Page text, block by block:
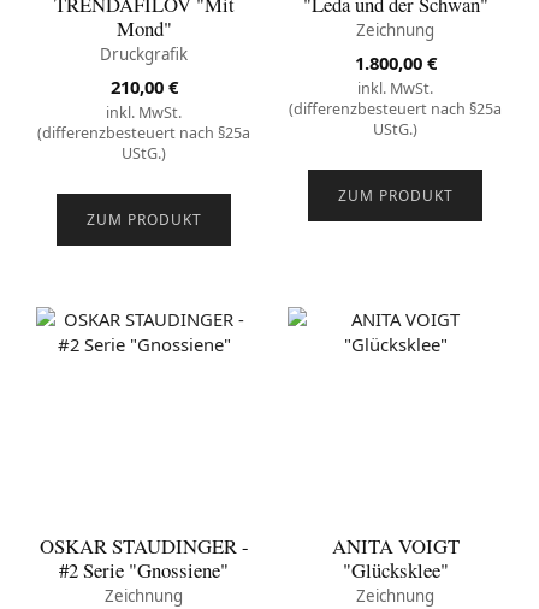
Mond"
Druckgrafik
210,00 €
inkl. MwSt.
(differenzbesteuert nach §25a
UStG.)
ZUM PRODUKT
Zeichnung
1.800,00 €
inkl. MwSt.
(differenzbesteuert nach §25a
UStG.)
ZUM PRODUKT
OSKAR STAUDINGER -
#2 Serie "Gnossiene"
Zeichnung
ANITA VOIGT
"Glücksklee"
Zeichnung